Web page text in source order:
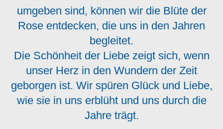
umgeben sind, können wir die Blüte der
Rose entdecken, die uns in den Jahren
begleitet.
Die Schönheit der Liebe zeigt sich, wenn
unser Herz in den Wundern der Zeit
geborgen ist. Wir spüren Glück und Liebe,
wie sie in uns erblüht und uns durch die
Jahre trägt.